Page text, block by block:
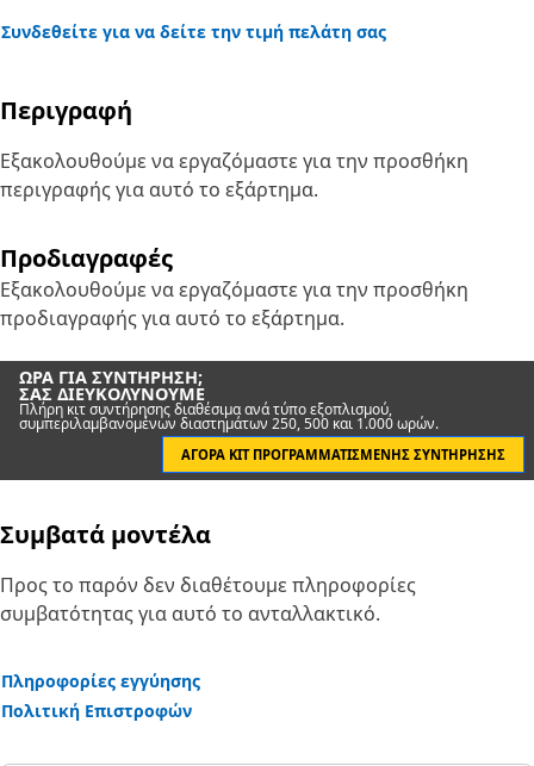
Συνδεθείτε για να δείτε την τιμή πελάτη σας
Περιγραφή
Εξακολουθούμε να εργαζόμαστε για την προσθήκη
περιγραφής για αυτό το εξάρτημα.
Προδιαγραφές
Εξακολουθούμε να εργαζόμαστε για την προσθήκη
προδιαγραφής για αυτό το εξάρτημα.
ΏΡΑ ΓΙΑ ΣΥΝΤΉΡΗΣΗ;
ΣΑΣ ΔΙΕΥΚΟΛΎΝΟΥΜΕ
Πλήρη κιτ συντήρησης διαθέσιμα ανά τύπο εξοπλισμού,
συμπεριλαμβανομένων διαστημάτων 250, 500 και 1.000 ωρών.
ΑΓΟΡΆ ΚΙΤ ΠΡΟΓΡΑΜΜΑΤΙΣΜΈΝΗΣ ΣΥΝΤΉΡΗΣΗΣ
Συμβατά μοντέλα
Προς το παρόν δεν διαθέτουμε πληροφορίες
συμβατότητας για αυτό το ανταλλακτικό.
Πληροφορίες εγγύησης
Πολιτική Επιστροφών